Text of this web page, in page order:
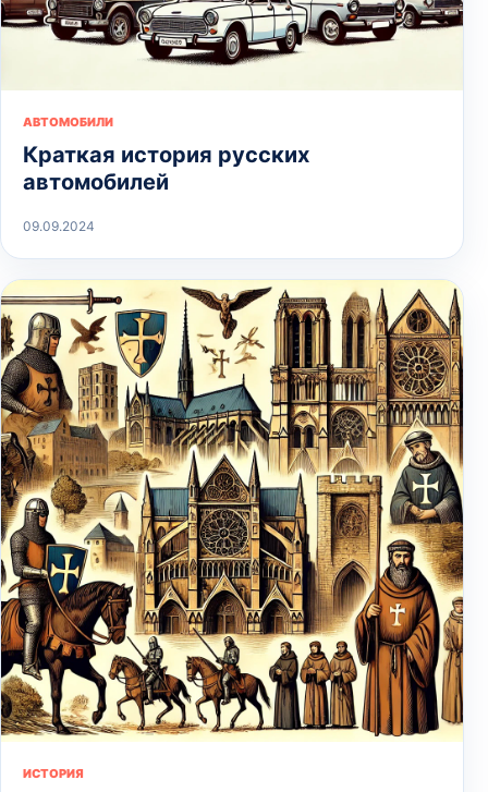
АВТОМОБИЛИ
Краткая история русских
автомобилей
09.09.2024
ИСТОРИЯ